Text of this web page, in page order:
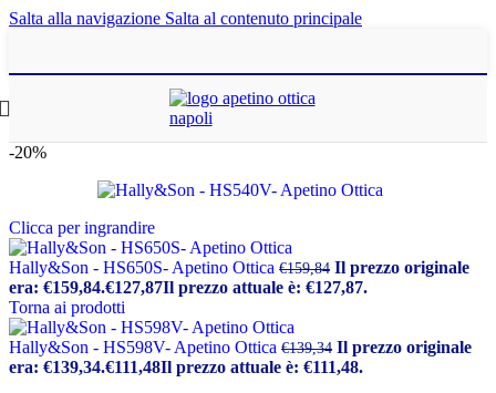
Salta alla navigazione Salta al contenuto principale
-20%
Clicca per ingrandire
Hally&Son - HS650S- Apetino Ottica €159,84 Il prezzo originale
era: €159,84.€127,87Il prezzo attuale è: €127,87.
Torna ai prodotti
Hally&Son - HS598V- Apetino Ottica €139,34 Il prezzo originale
era: €139,34.€111,48Il prezzo attuale è: €111,48.